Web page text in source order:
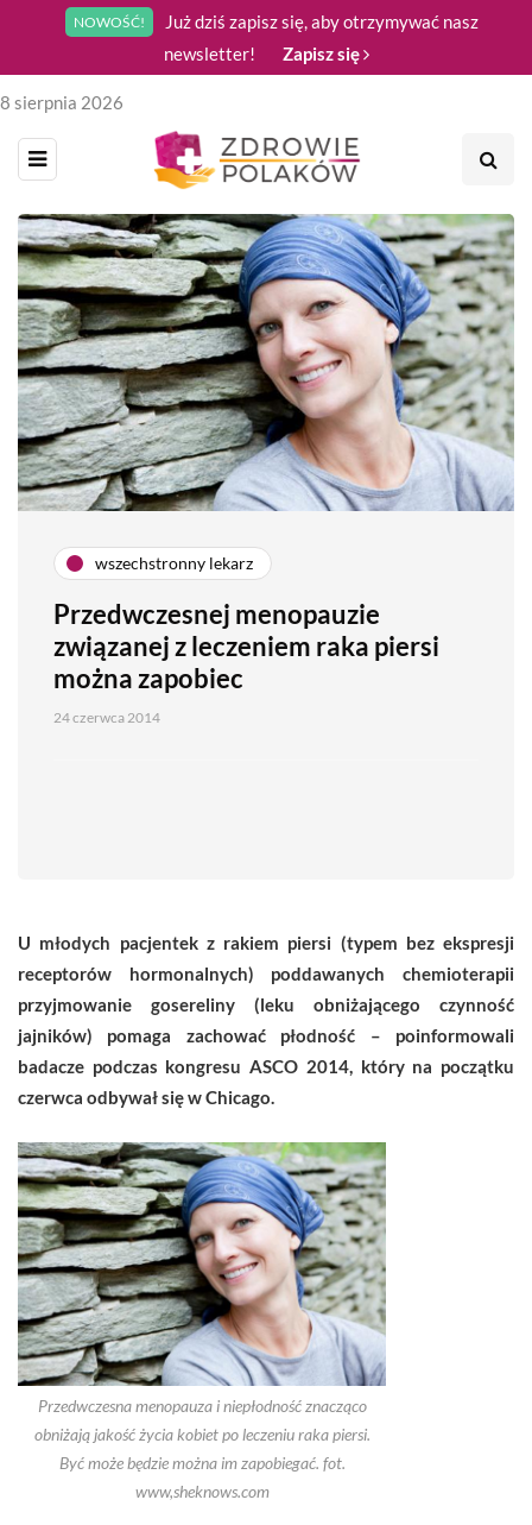
NOWOŚĆ!
Już dziś zapisz się, aby otrzymywać nasz
newsletter!
Zapisz się
8 sierpnia 2026
wszechstronny lekarz
Przedwczesnej menopauzie
związanej z leczeniem raka piersi
można zapobiec
24 czerwca 2014
U młodych pacjentek z rakiem piersi (typem bez ekspresji
receptorów hormonalnych) poddawanych chemioterapii
przyjmowanie gosereliny (leku obniżającego czynność
jajników) pomaga zachować płodność – poinformowali
badacze podczas kongresu ASCO 2014, który na początku
czerwca odbywał się w Chicago.
Przedwczesna menopauza i niepłodność znacząco
obniżają jakość życia kobiet po leczeniu raka piersi.
Być może będzie można im zapobiegać. fot.
www,sheknows.com